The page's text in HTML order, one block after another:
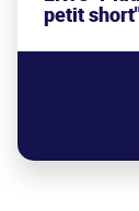
petit